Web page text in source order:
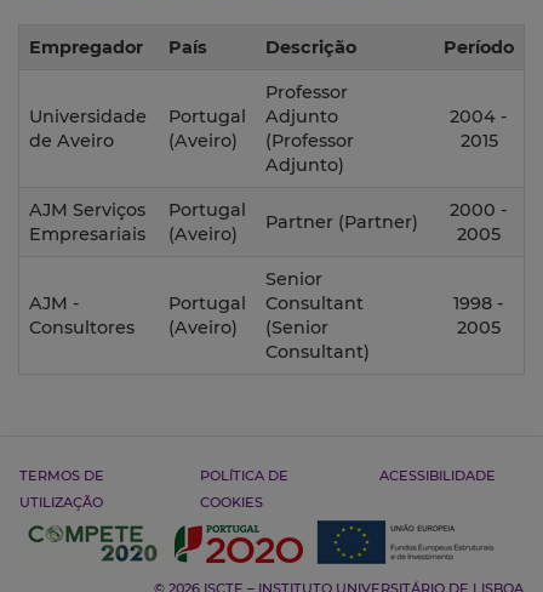
Empregador País Descrição Período
Universidade
de Aveiro
Portugal
(Aveiro)
Professor
Adjunto
(Professor
Adjunto)
2004 -
2015
AJM Serviços
Empresariais
Portugal
(Aveiro)
Partner (Partner)
2000 -
2005
AJM -
Consultores
Portugal
(Aveiro)
Senior
Consultant
(Senior
Consultant)
1998 -
2005
TERMOS DE
UTILIZAÇÃO
POLÍTICA DE
COOKIES
ACESSIBILIDADE